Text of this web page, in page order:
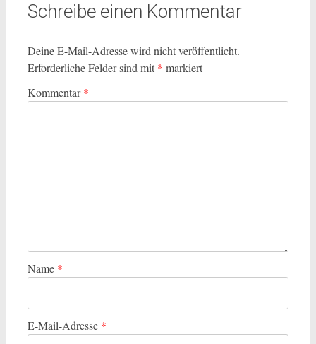
Schreibe einen Kommentar
Deine E-Mail-Adresse wird nicht veröffentlicht.
Erforderliche Felder sind mit * markiert
Kommentar*
Name *
E-Mail-Adresse *